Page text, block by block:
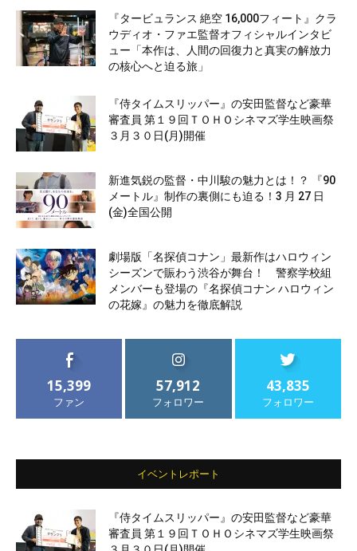
『タービュランス 絶空 16,000フィート』クラ
ウディオ・ファエ監督オフィシャルインタビ
ュー「本作は、人間の回復力と真実の解放力
の核心へと迫る旅」
『侍タイムスリッパー』の安田監督など豪華
審査員 第１９回ＴＯＨＯシネマズ学生映画祭
３月３０日(月)開催
新進気鋭の監督・中川駿の魅力とは！？ 『90
メートル』制作の裏側にも迫る！3 月 27 日
(金)全国公開
劇場版「名探偵コナン」最新作はハロウィン
シーズンで賑わう渋谷が舞台！ 警察学校組
メンバーも登場の『名探偵コナン ハロウィン
の花嫁』の魅力を徹底解説
15,399
ファン
57,912
フォロワー
43,835
フォロワー
イベントレポート
『侍タイムスリッパー』の安田監督など豪華
審査員 第１９回ＴＯＨＯシネマズ学生映画祭